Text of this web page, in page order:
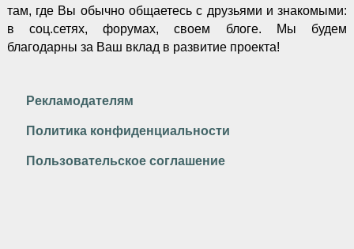
там, где Вы обычно общаетесь с друзьями и знакомыми:
в соц.сетях, форумах, своем блоге. Мы будем
благодарны за Ваш вклад в развитие проекта!
Рекламодателям
Политика конфиденциальности
Пользовательское соглашение